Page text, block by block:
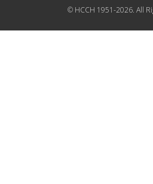
© HCCH 1951-2026. All